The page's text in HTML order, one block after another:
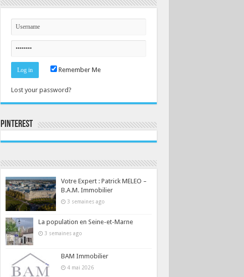
Remember Me
Lost your password?
Pinterest
Votre Expert : Patrick MELEO –
B.A.M. Immobilier
3 semaines ago
La population en Seine-et-Marne
3 semaines ago
BAM Immobilier
4 mai 2026